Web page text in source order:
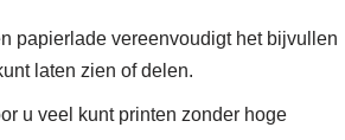
papierlade vereenvoudigt het bijvullen
laten zien of delen.
u veel kunt printen zonder hoge